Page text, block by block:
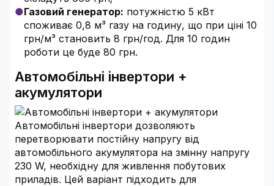
Газовий генератор: потужністю 5 кВт
споживає 0,8 м³ газу на годину, що при ціні 10
грн/м³ становить 8 грн/год. Для 10 годин
роботи це буде 80 грн.
Автомобільні інвертори +
акумулятори
Автомобільні інвертори дозволяють
перетворювати постійну напругу від
автомобільного акумулятора на змінну напругу
230 W, необхідну для живлення побутових
приладів. Цей варіант підходить для